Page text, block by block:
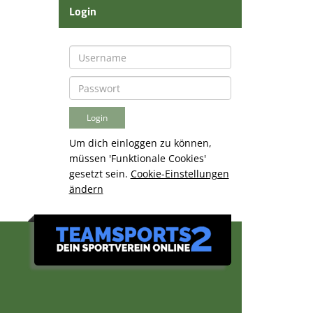
Login
Um dich einloggen zu können,
müssen 'Funktionale Cookies'
gesetzt sein. Cookie-Einstellungen
ändern